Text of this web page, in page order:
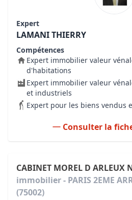
Expert
LAMANI THIERRY
Compétences
Expert immobilier valeur
d'habitations
Expert immobilier valeur
et industriels
Expert pour les biens vendus
Consulter la
CABINET MOREL D ARLEUX
immobilier - PARIS 2EME
(75002)